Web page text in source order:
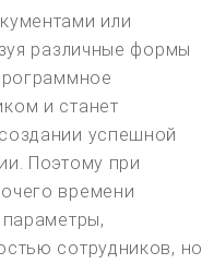
или
различные формы
и станет
успешной
Поэтому при
времени
сотрудников, но